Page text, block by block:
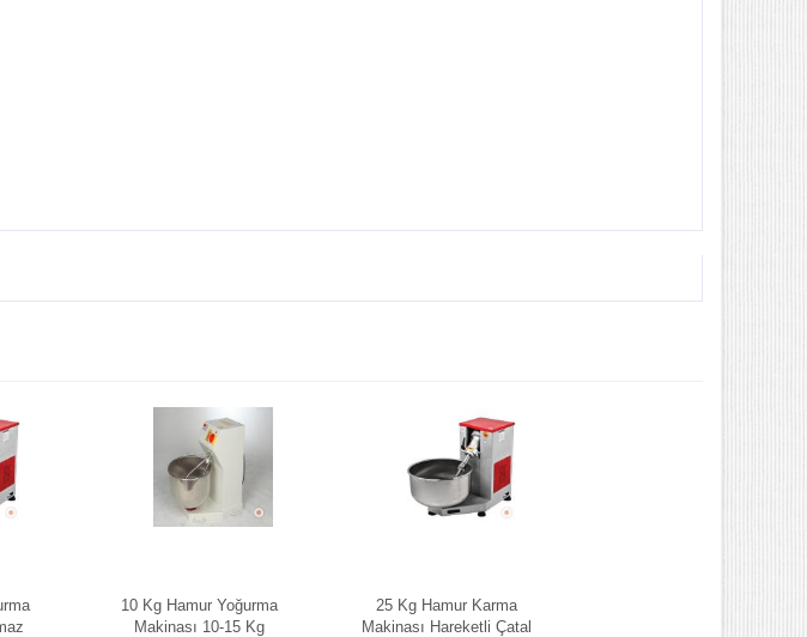
10 Kg Hamur Yoğurma
Makinası 10-15 Kg
25 Kg Hamur Karma
Makinası Hareketli Çatal